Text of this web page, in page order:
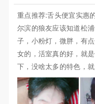
重点推荐:舌头便宜实惠
尔滨的狼友应该知道松
子，小粉灯，微胖，有
女的，活室真的好，就
下，没啥太多的特色，